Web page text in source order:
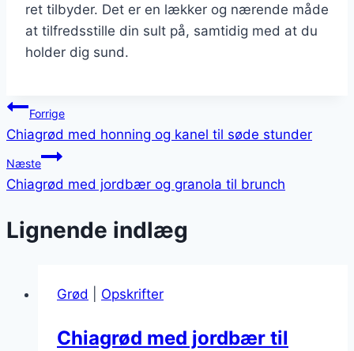
ret tilbyder. Det er en lækker og nærende måde
at tilfredsstille din sult på, samtidig med at du
holder dig sund.
Indlægsnavigation
Forrige
Chiagrød med honning og kanel til søde stunder
Næste
Chiagrød med jordbær og granola til brunch
Lignende indlæg
Grød Opskrifter
Chiagrød med jordbær til